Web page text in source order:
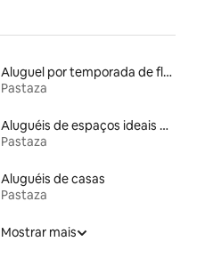
Aluguel por temporada de flats
Pastaza
Aluguéis de espaços ideais para famílias
Pastaza
Aluguéis de casas
Pastaza
Mostrar mais